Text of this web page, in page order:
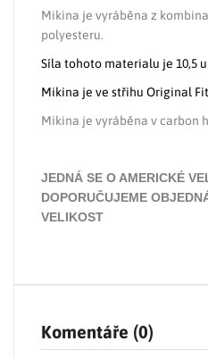
Mikina je vyráběna z
polyesteru.
Síla tohoto materialu je 10,5
Mikina je ve střihu Original
Mikina je vyráběna v carbon
JEDNÁ SE O AMERICKÉ
DOPORUČUJEME
VELIKOST
Komentáře (0)